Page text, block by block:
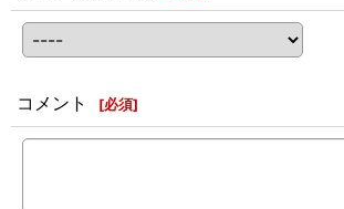
コメント [必須]